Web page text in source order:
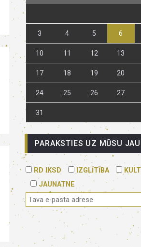
3 4 5 6
10 11 12 13
17 18 19 20
24 25 26 27
31
PARAKSTIES UZ MŪSU
RD IKSD IZGLĪTĪBA
JAUNATNE